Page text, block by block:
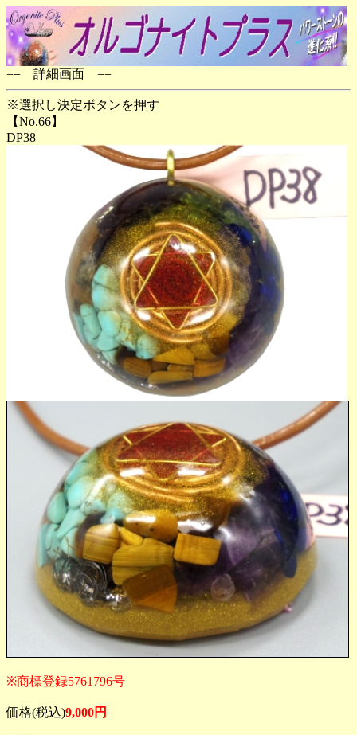
== 詳細画面 ==
※選択し決定ボタンを押す
【No.66】
DP38
※商標登録5761796号
価格(税込)9,000円